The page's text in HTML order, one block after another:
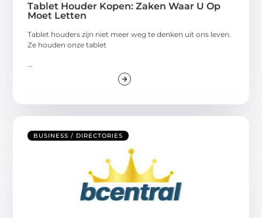
Tablet Houder Kopen: Zaken Waar U Op
Moet Letten
Tablet houders zijn niet meer weg te denken uit ons leven.
Ze houden onze tablet
BUSINESS / DIRECTORIES